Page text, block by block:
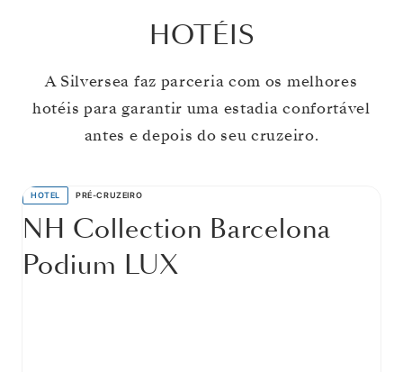
HOTÉIS
A Silversea faz parceria com os melhores
hotéis para garantir uma estadia confortável
antes e depois do seu cruzeiro.
HOTEL PRÉ-CRUZEIRO
NH Collection Barcelona
Podium LUX